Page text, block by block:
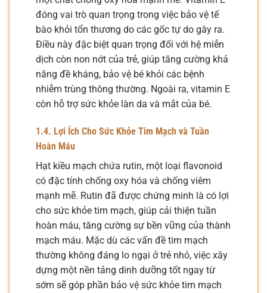
đóng vai trò quan trọng trong việc bảo vệ tế
bào khỏi tổn thương do các gốc tự do gây ra.
Điều này đặc biệt quan trọng đối với hệ miễn
dịch còn non nớt của trẻ, giúp tăng cường khả
năng đề kháng, bảo vệ bé khỏi các bệnh
nhiễm trùng thông thường. Ngoài ra, vitamin E
còn hỗ trợ sức khỏe làn da và mắt của bé.
1.4. Lợi Ích Cho Sức Khỏe Tim Mạch và Tuần
Hoàn Máu
Hạt kiều mạch chứa rutin, một loại flavonoid
có đặc tính chống oxy hóa và chống viêm
mạnh mẽ. Rutin đã được chứng minh là có lợi
cho sức khỏe tim mạch, giúp cải thiện tuần
hoàn máu, tăng cường sự bền vững của thành
mạch máu. Mặc dù các vấn đề tim mạch
thường không đáng lo ngại ở trẻ nhỏ, việc xây
dựng một nền tảng dinh dưỡng tốt ngay từ
sớm sẽ góp phần bảo vệ sức khỏe tim mạch